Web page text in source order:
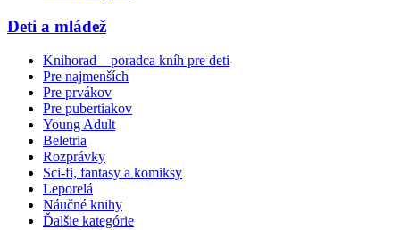
Deti a mládež
Knihorad – poradca kníh pre deti
Pre najmenších
Pre prvákov
Pre pubertiakov
Young Adult
Beletria
Rozprávky
Sci-fi, fantasy a komiksy
Leporelá
Náučné knihy
Ďalšie kategórie